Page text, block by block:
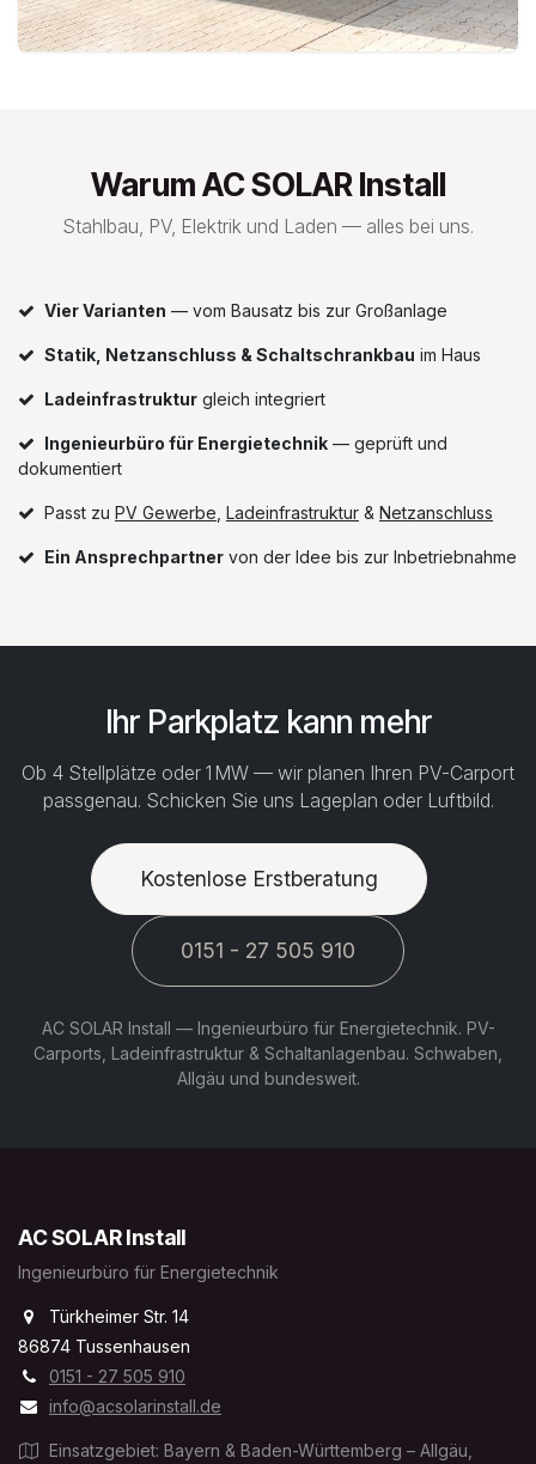
Warum AC SOLAR Install
Stahlbau, PV, Elektrik und Laden — alles bei uns.
Vier Varianten — vom Bausatz bis zur Großanlage
Statik, Netzanschluss & Schaltschrankbau im Haus
Ladeinfrastruktur gleich integriert
Ingenieurbüro für Energietechnik — geprüft und
dokumentiert
Passt zu PV Gewerbe Ladeinfrastruktur & Netzanschluss
Ein Ansprechpartner von der Idee bis zur Inbetriebnahme
Ihr Parkplatz kann mehr
Ob 4 Stellplätze oder 1 MW — wir planen Ihren PV-Carport
passgenau. Schicken Sie uns Lageplan oder Luftbild.
Kostenlose Erstberatung
0151 - 27 505 910
AC SOLAR Install — Ingenieurbüro für Energietechnik. PV-
Carports, Ladeinfrastruktur & Schaltanlagenbau. Schwaben,
Allgäu und bundesweit.
AC SOLAR Install
Ingenieurbüro für Energietechnik
Türkheimer Str. 14
86874 Tussenhausen
0151 - 27 505 910
info@acsolarinstall.de
Einsatzgebiet: Bayern & Baden-Württemberg – Allgäu,